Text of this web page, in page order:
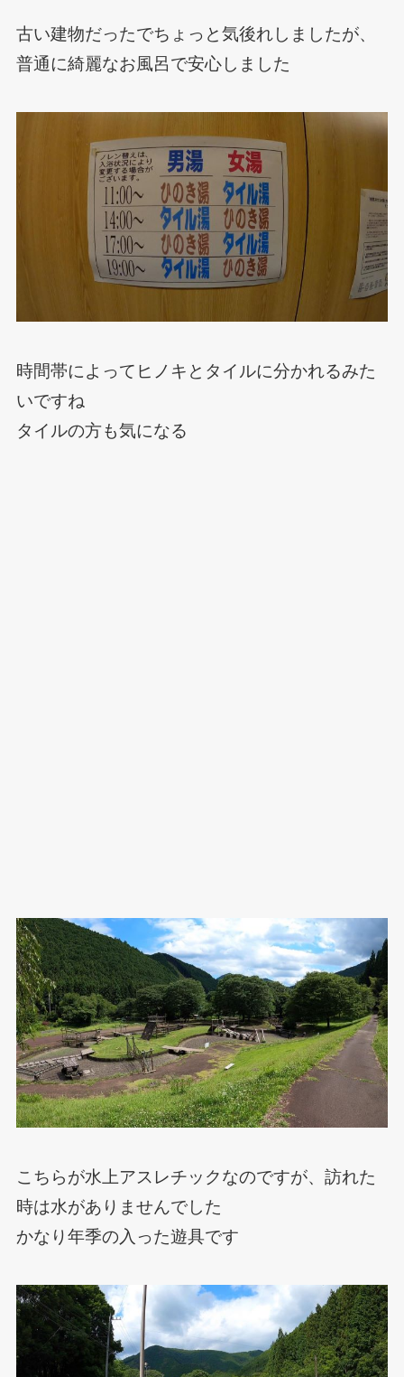
古い建物だったでちょっと気後れしましたが、
普通に綺麗なお風呂で安心しました
時間帯によってヒノキとタイルに分かれるみた
いですね
タイルの方も気になる
こちらが水上アスレチックなのですが、訪れた
時は水がありませんでした
かなり年季の入った遊具です